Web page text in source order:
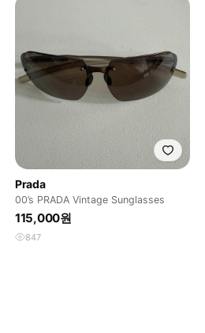
Prada
00’s PRADA Vintage Sunglasses
115,000원
847